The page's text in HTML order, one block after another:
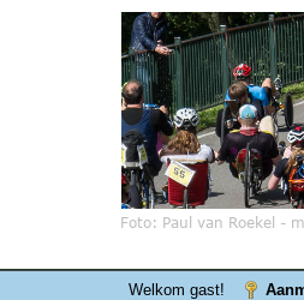
Welkom gast!